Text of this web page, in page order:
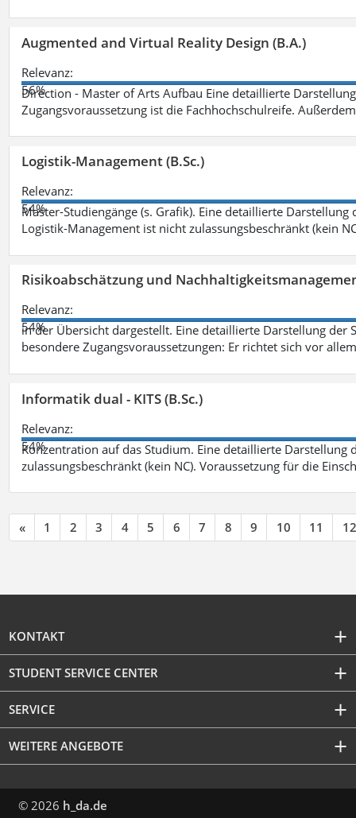
Augmented and Virtual Reality Design (B.A.)
Relevanz:
56%
Direction - Master of Arts Aufbau Eine detaillierte
Zugangsvoraussetzung ist die Fachhochschulreife.
Logistik-Management (B.Sc.)
Relevanz:
54%
Master-Studiengänge (s. Grafik). Eine detaillierte
Logistik-Management ist nicht zulassungsbeschränkt (kein
Risikoabschätzung und
Relevanz:
54%
in der Übersicht dargestellt. Eine detaillierte Darstellung der
besondere Zugangsvoraussetzungen: Er richtet sich vor
Informatik dual - KITS (B.Sc.)
Relevanz:
54%
Konzentration auf das Studium. Eine detaillierte
zulassungsbeschränkt (kein NC). Voraussetzung für die
« 1 2 3 4 5 6 7 8 9 10 11 12
KONTAKT
STUDENT SERVICE CENTER
SERVICE
WEITERE ANGEBOTE
© 2026 h_da.de